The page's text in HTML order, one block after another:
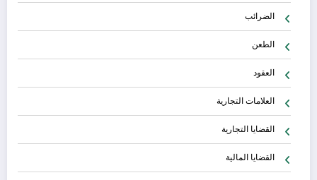
الضرائب
الطعن
العقود
العلامات التجارية
القضايا التجارية
القضايا المالية